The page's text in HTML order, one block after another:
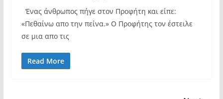
Ένας άνθρωπος πήγε στον Προφήτη και είπε:
«Πεθαίνω απο την πείνα.» Ο Προφήτης τον έστειλε
σε μια απο τις
Read More